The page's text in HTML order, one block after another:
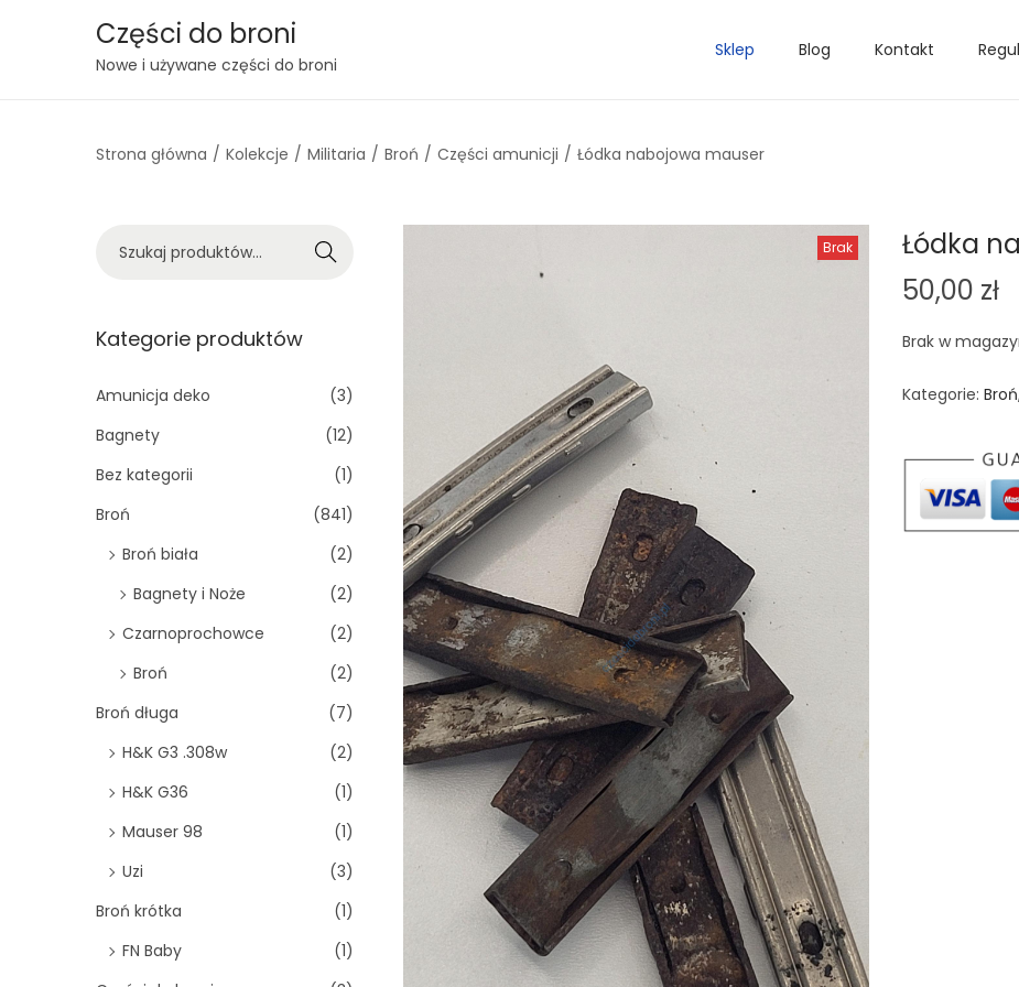
S
p
i
a
t
i
n
S
p
t
n
t
Części do broni
Nowe i używane części do broni
Sklep Blog Kontakt
Strona główna / Kolekcje / Militaria / Broń / Części amunicji / Łódka nabojowa mauser
Brak
Łódka
50,00 zł
Brak w
Kategorie: Broń
k
j
:
Szukaj
Kategorie produktów
Amunicja deko
(3)
Bagnety
(12)
Bez kategorii
(1)
Broń
(841)
Broń biała
(2)
Bagnety i Noże
(2)
Czarnoprochowce
(2)
Broń
(2)
Broń długa
(7)
H&K G3 .308w
(2)
H&K G36
(1)
Mauser 98
(1)
Uzi
(3)
Broń krótka
(1)
FN Baby
(1)